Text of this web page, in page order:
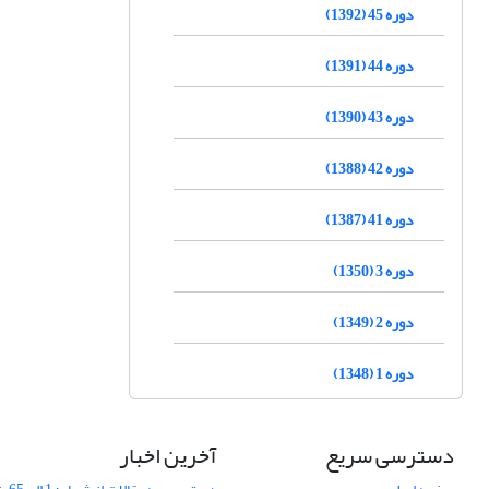
دوره 45 (1392)
دوره 44 (1391)
دوره 43 (1390)
دوره 42 (1388)
دوره 41 (1387)
دوره 3 (1350)
دوره 2 (1349)
دوره 1 (1348)
دسترسی سریع آخرین اخبار